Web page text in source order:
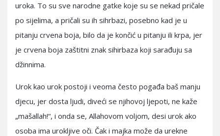
uroka. To su sve narodne gatke koje su se nekad pričale
po sijelima, a pričali su ih sihrbazi, posebno kad je u
pitanju crvena boja, bilo da je končić u pitanju ili krpa, jer
je crvena boja zaštitni znak sihirbaza koji sarađuju sa
džinnima.
Urok kao urok postoji i veoma često pogađa baš manju
djecu, jer dosta ljudi, diveći se njihovoj ljepoti, ne kaže
„mašallah!“, i onda se, Allahovom voljom, desi urok ako
osoba ima urokljive oči. Čak i majka može da urekne